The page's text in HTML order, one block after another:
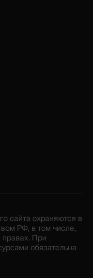
сайта охраняются в
РФ, в том числе,
При
обязательна